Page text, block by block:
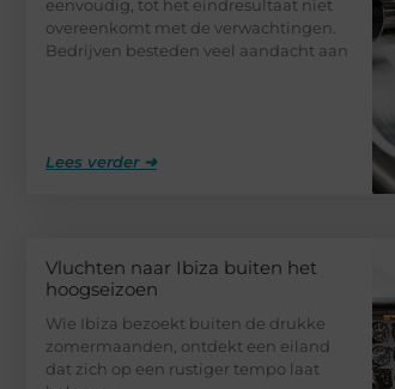
eenvoudig, tot het eindresultaat niet
overeenkomt met de verwachtingen.
Bedrijven besteden veel aandacht aan
Lees verder ➜
Vluchten naar Ibiza buiten het
hoogseizoen
Wie Ibiza bezoekt buiten de drukke
zomermaanden, ontdekt een eiland
dat zich op een rustiger tempo laat